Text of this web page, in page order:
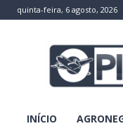
quinta-feira, 6 agosto, 2026
INÍCIO